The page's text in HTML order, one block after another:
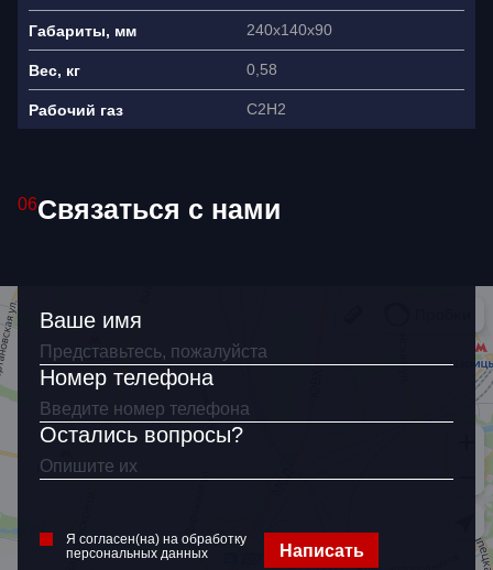
Габариты, мм 240х140х90
Вес, кг 0,58
Рабочий газ C2H2
06Связаться с нами
Ваше имя
Номер телефона
Остались вопросы?
Я согласен(на) на обработку
персональных данных
Написать
Ваше имя
Как связаться?